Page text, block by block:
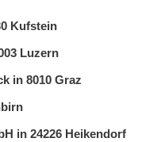
Kufstein
Luzern
in 8010 Graz
in 24226 Heikendorf